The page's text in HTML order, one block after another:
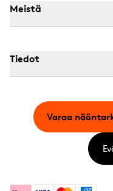
Meistä
Tiedot
Varaa